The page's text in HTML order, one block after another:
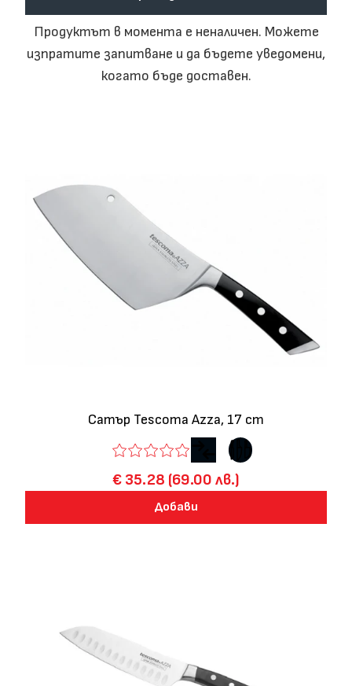
Продуктът в момента е неналичен. Можете
изпратите запитване и да бъдете уведомени,
когато бъде доставен.
Сатър Tescoma Azza, 17 cm
€ 35.28 (69.00 лв.)
Добави